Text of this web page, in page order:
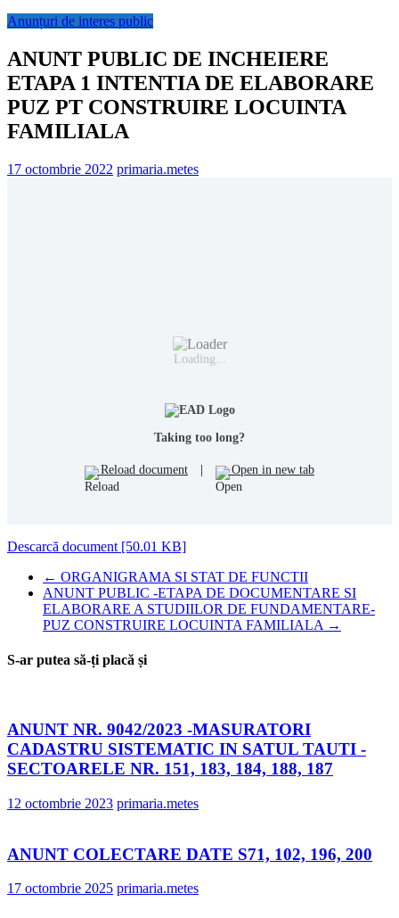
Anunțuri de interes public
ANUNT PUBLIC DE INCHEIERE
ETAPA 1 INTENTIA DE ELABORARE
PUZ PT CONSTRUIRE LOCUINTA
FAMILIALA
17 octombrie 2022 primaria.metes
Loading...
Taking too long?
Reload document Open in new tab
Descarcă document [50.01 KB]
← ORGANIGRAMA SI STAT DE FUNCTII
ANUNT PUBLIC -ETAPA DE DOCUMENTARE SI
ELABORARE A STUDIILOR DE FUNDAMENTARE-
PUZ CONSTRUIRE LOCUINTA FAMILIALA →
S-ar putea să-ți placă și
ANUNT NR. 9042/2023 -MASURATORI
CADASTRU SISTEMATIC IN SATUL TAUTI -
SECTOARELE NR. 151, 183, 184, 188, 187
12 octombrie 2023 primaria.metes
ANUNT COLECTARE DATE S71, 102, 196, 200
17 octombrie 2025 primaria.metes